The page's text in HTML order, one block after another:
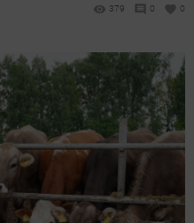
379 0 0